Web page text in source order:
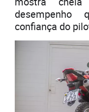
confiança do